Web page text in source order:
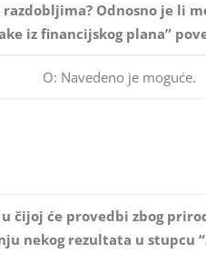
Odnosno je li
iz financijskog plana”
O: Navedeno je moguće.
će provedbi zbog
nekog rezultata u stupcu